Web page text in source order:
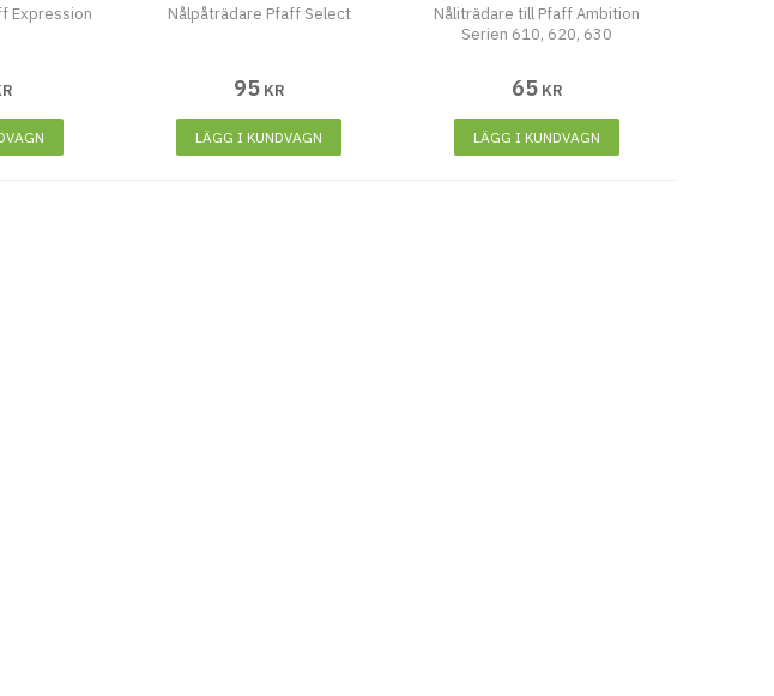
Expression Nålpåträdare Pfaff Select
95 KR
LÄGG I KUNDVAGN
Nåliträdare till Pfaff Ambition
Serien 610, 620, 630
65 KR
LÄGG I KUNDVAGN